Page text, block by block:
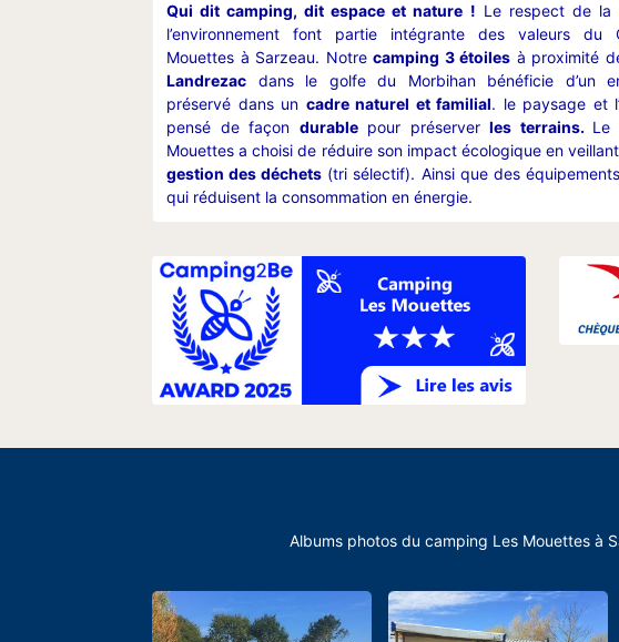
Qui dit camping, dit espace et nature ! Le respect de la
l’environnement font partie intégrante des valeurs du
Mouettes à Sarzeau. Notre camping 3 étoiles à proximité
Landrezac dans le golfe du Morbihan bénéficie d’un
préservé dans un cadre naturel et familial. le paysage et
pensé de façon durablepour préserver les terrains. Le
Mouettes a choisi de réduire son impact écologique en
gestion des déchets (tri sélectif). Ainsi que des
qui réduisent la consommation en énergie.
Albums photos du camping Les Mouettes à